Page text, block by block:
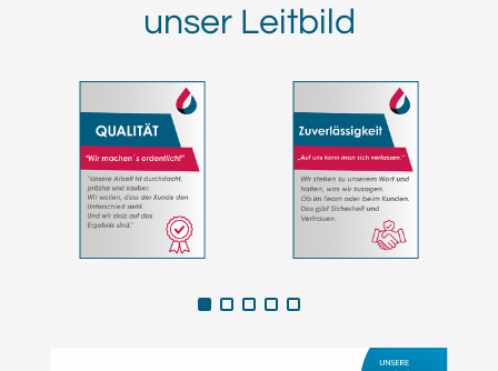
unser Leitbild